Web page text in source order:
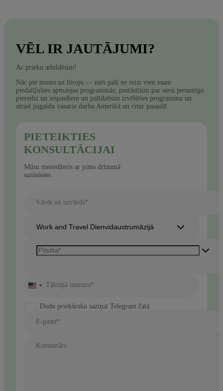
VĒL IR JAUTĀJUMI?
Ar prieku atbildēsim!
Nāc pie mums uz biroju — mēs paši ne reizi vien esam
piedalījušies apmaiņas programmās, pastāstīsim par savu personīgo
pieredzi un iespaidiem un palīdzēsim izvēlēties programmu un
atrast pagaidu vasaras darbu Amerikā un citur pasaulē.
PIETEIKTIES
KONSULTĀCIJAI
Mūsu menedžeris ar jums drīzumā
sazināsies.
Vārds un uzvārds*
Work and Travel Dienvidaustrumāzijā
United
+1
Tālruņa numurs*
Dodu priekšroku saziņai Telegram čatā.
E-pasts*
Komentārs